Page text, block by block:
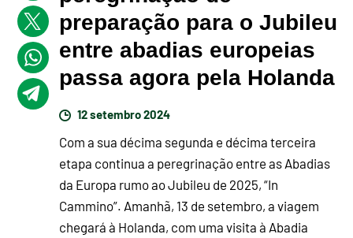
preparação para o Jubileu
entre abadias europeias
passa agora pela Holanda
12 setembro 2024
Com a sua décima segunda e décima terceira
etapa continua a peregrinação entre as Abadias
da Europa rumo ao Jubileu de 2025, “In
Cammino”. Amanhã, 13 de setembro, a viagem
chegará à Holanda, com uma visita à Abadia